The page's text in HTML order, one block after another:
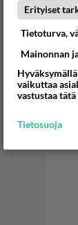
Erityiset
Tietoturva,
Mainonnan
vaikuttaa
vastustaa
Tietosuoja